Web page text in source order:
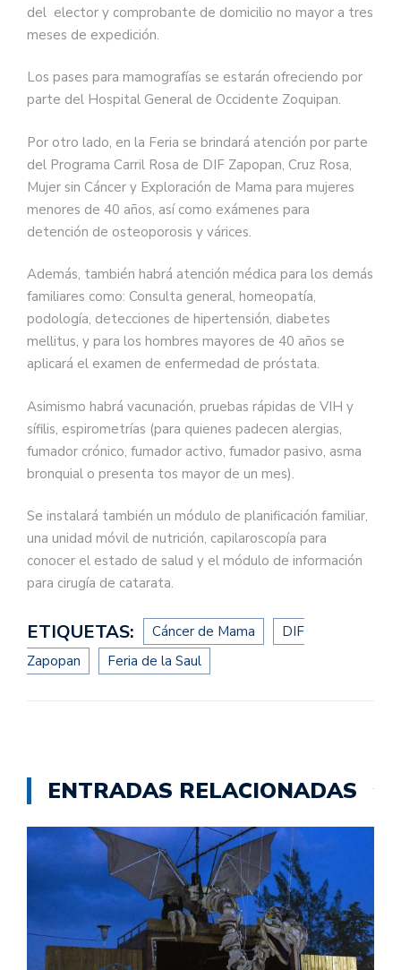
del elector y comprobante de domicilio no mayor a tres
meses de expedición.
Los pases para mamografías se estarán ofreciendo por
parte del Hospital General de Occidente Zoquipan.
Por otro lado, en la Feria se brindará atención por parte
del Programa Carril Rosa de DIF Zapopan, Cruz Rosa,
Mujer sin Cáncer y Exploración de Mama para mujeres
menores de 40 años, así como exámenes para
detención de osteoporosis y várices.
Además, también habrá atención médica para los demás
familiares como: Consulta general, homeopatía,
podología, detecciones de hipertensión, diabetes
mellitus, y para los hombres mayores de 40 años se
aplicará el examen de enfermedad de próstata.
Asimismo habrá vacunación, pruebas rápidas de VIH y
sífilis, espirometrías (para quienes padecen alergias,
fumador crónico, fumador activo, fumador pasivo, asma
bronquial o presenta tos mayor de un mes).
Se instalará también un módulo de planificación familiar,
una unidad móvil de nutrición, capilaroscopía para
conocer el estado de salud y el módulo de información
para cirugía de catarata.
ETIQUETAS: Cáncer de Mama
DIF
Zapopan
Feria de la Saul
ENTRADAS RELACIONADAS